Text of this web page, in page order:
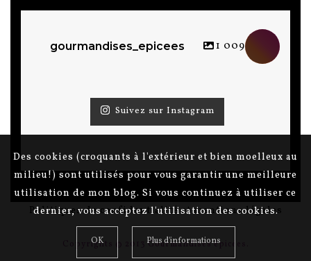
gourmandises_epicees 1 009
Suivez sur Instagram
Politiques de confidentialité et mentions légales
Copyrights © 2013 Gourmandises épicées.
Des cookies (croquants à l'extérieur et bien moelleux au
milieu!) sont utilisés pour vous garantir une meilleure
utilisation de mon blog. Si vous continuez à utiliser ce
dernier, vous acceptez l'utilisation des cookies.
OK Plus d'informations